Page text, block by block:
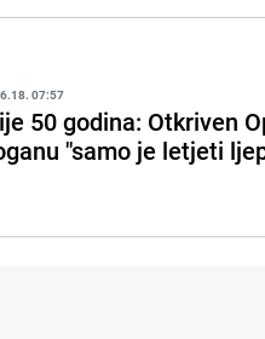
07:57
50 godina: Otkriven
"samo je letjeti